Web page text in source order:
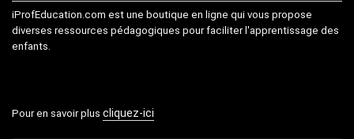
iProfEducation.com est une boutique en ligne qui vous propose
diverses ressources pédagogiques pour faciliter l'apprentissage des
enfants.
Pour en savoir plus cliquez-ici